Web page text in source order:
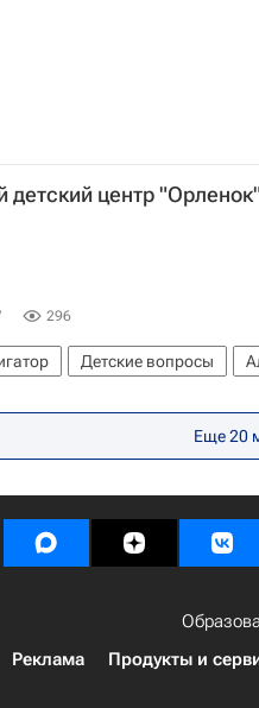
детский центр
296
Детские вопросы
Еще 20
Реклама Продукты и